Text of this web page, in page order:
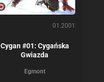
01.2001
Cygan #01: Cygańska
Gwiazda
Egmont